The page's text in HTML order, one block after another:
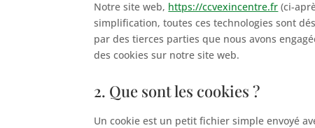
Notre site web, https://ccvexincentre.fr (ci-
simplification, toutes ces technologies sont
par des tierces parties que nous avons
des cookies sur notre site web.
2. Que sont les cookies ?
Un cookie est un petit fichier simple envoyé